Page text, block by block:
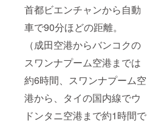
首都ビエンチャンから自動
車で90分ほどの距離。
（成田空港からバンコクの
スワンナプーム空港までは
約6時間、スワンナプーム空
港から、タイの国内線でウ
ドンタニ空港まで約1時間で